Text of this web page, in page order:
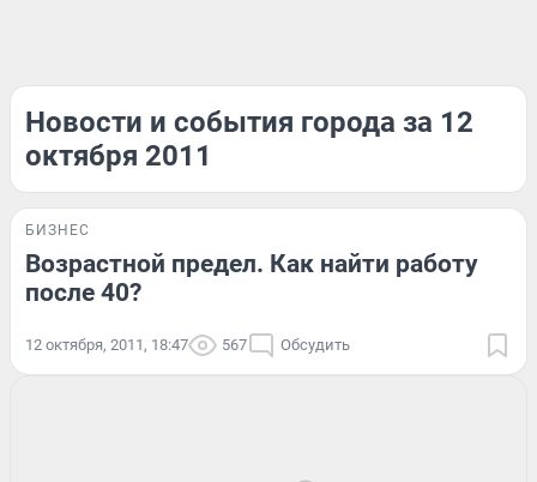
Новости и события города за 12
октября 2011
БИЗНЕС
Возрастной предел. Как найти работу
после 40?
12 октября, 2011, 18:47 567 Обсудить